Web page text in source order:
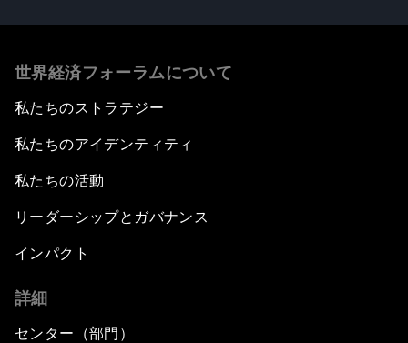
世界経済フォーラムについて
私たちのストラテジー
私たちのアイデンティティ
私たちの活動
リーダーシップとガバナンス
インパクト
詳細
センター（部門）